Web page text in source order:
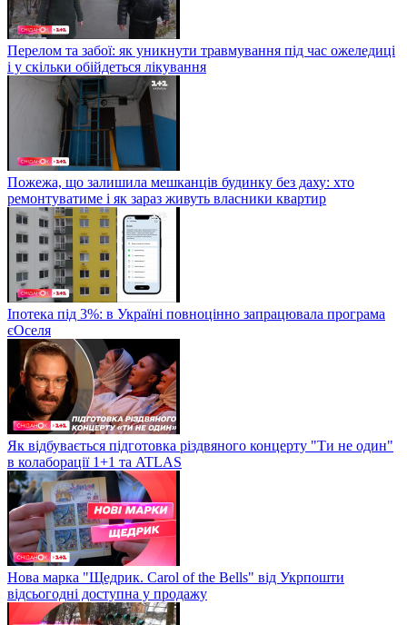
Перелом та забої: як уникнути травмування під час ожеледиці
і у скільки обійдеться лікування
Пожежа, що залишила мешканців будинку без даху: хто
ремонтуватиме і як зараз живуть власники квартир
Іпотека під 3%: в Україні повноцінно запрацювала програма
єОселя
Як відбувається підготовка різдвяного концерту "Ти не один"
в колаборації 1+1 та ATLAS
Нова марка "Щедрик. Carol of the Bells" від Укрпошти
відсьогодні доступна у продажу